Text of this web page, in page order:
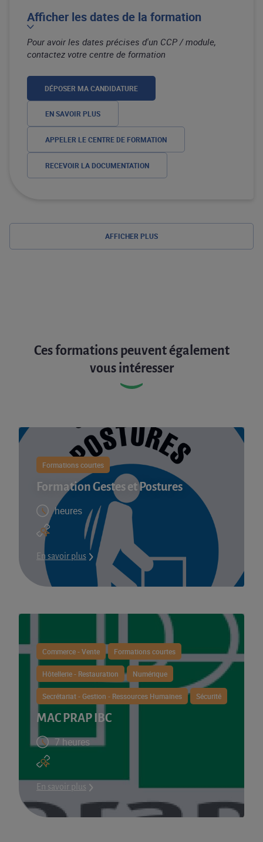
Afficher les dates de la formation
Pour avoir les dates précises d'un CCP / module,
contactez votre centre de formation
DÉPOSER MA CANDIDATURE
EN SAVOIR PLUS
APPELER LE CENTRE DE FORMATION
RECEVOIR LA DOCUMENTATION
AFFICHER PLUS
Ces formations peuvent également
vous intéresser
Formations courtes
Formation Gestes et Postures
heures
En savoir plus
Commerce - Vente Formations courtes
Hôtellerie - Restauration Numérique
Secrétariat - Gestion - Ressources Humaines Sécurité
MAC PRAP IBC
7 heures
En savoir plus